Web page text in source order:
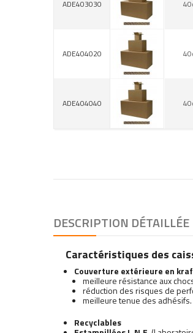
ADE403030
ADE404020
ADE404040
DESCRIPTION DÉTAILLÉE
Caractéristiques des
Couverture extérieure en
meilleure résistance aux
réduction des risques de
meilleure tenue des adhésifs.
Recyclables